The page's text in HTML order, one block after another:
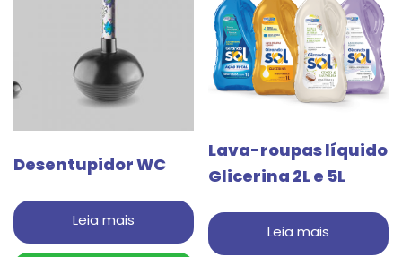
Desentupidor WC
Leia mais
Lava-roupas líquido
Glicerina 2L e 5L
Leia mais